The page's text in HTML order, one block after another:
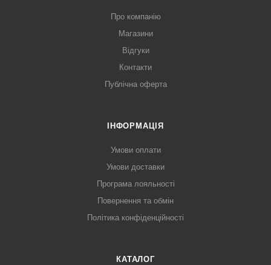
Про компанію
Магазини
Відгуки
Контакти
Публічна оферта
ІНФОРМАЦІЯ
Умови оплати
Умови доставки
Програма лояльності
Повернення та обмін
Політика конфіденційності
КАТАЛОГ